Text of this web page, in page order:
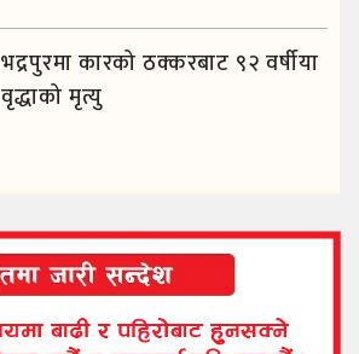
भद्रपुरमा कारको ठक्करबाट ९२ वर्षीया
वृद्धाको मृत्यु